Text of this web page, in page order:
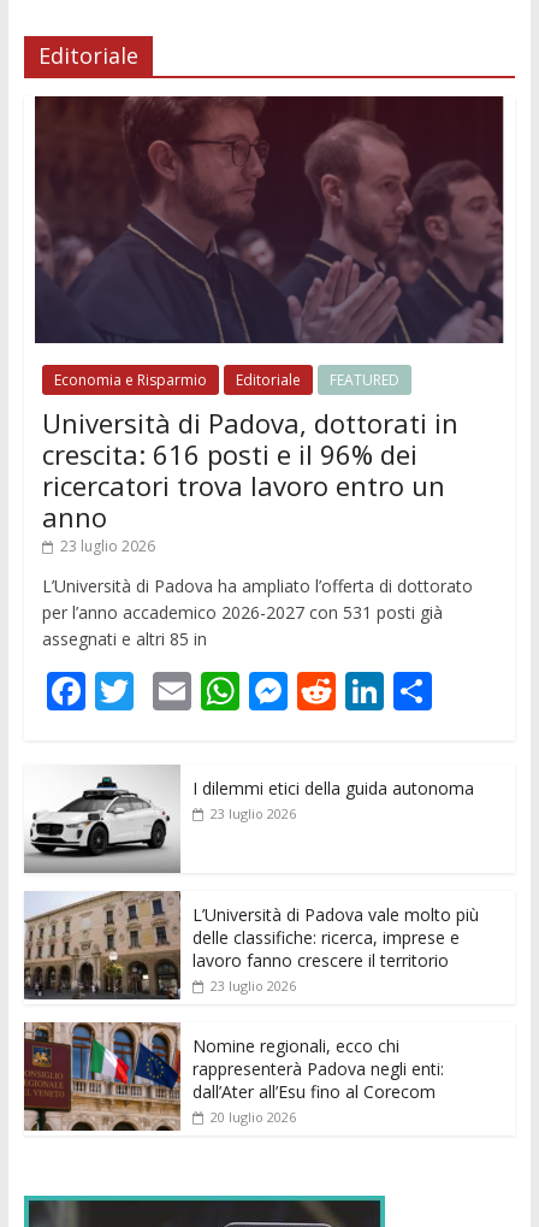
Editoriale
Economia e Risparmio Editoriale FEATURED
Università di Padova, dottorati in
crescita: 616 posti e il 96% dei
ricercatori trova lavoro entro un
anno
23 luglio 2026
L’Università di Padova ha ampliato l’offerta di dottorato
per l’anno accademico 2026-2027 con 531 posti già
assegnati e altri 85 in
F
e
b
o
o
k
T
itt
er
E
ai
l
W
s
p
M
ss
e
er
R
di
Li
e
C
di
I dilemmi etici della guida autonoma
23 luglio 2026
L’Università di Padova vale molto più
delle classifiche: ricerca, imprese e
lavoro fanno crescere il territorio
23 luglio 2026
Nomine regionali, ecco chi
rappresenterà Padova negli enti:
dall’Ater all’Esu fino al Corecom
20 luglio 2026